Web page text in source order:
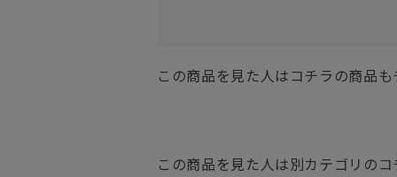
この商品を見た人はコチラの商品
この商品を見た人は別カテゴリの